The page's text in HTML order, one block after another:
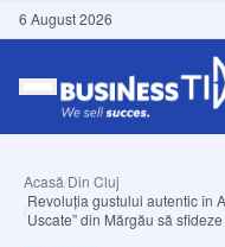
6 August 2026
Acasă/Din Cluj
/Revoluția gustului autentic în
Uscate” din Mărgău să